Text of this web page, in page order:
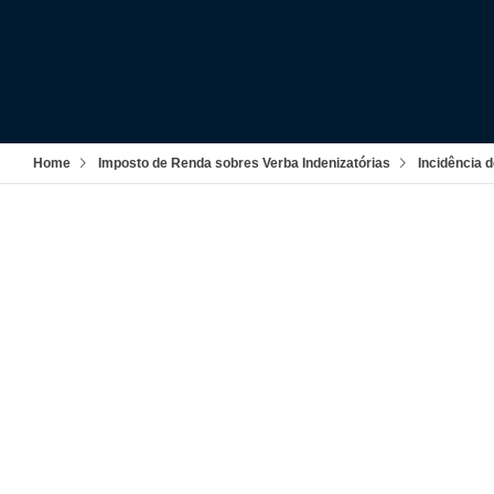
Home Imposto de Renda sobres Verba Indenizatórias Incidência